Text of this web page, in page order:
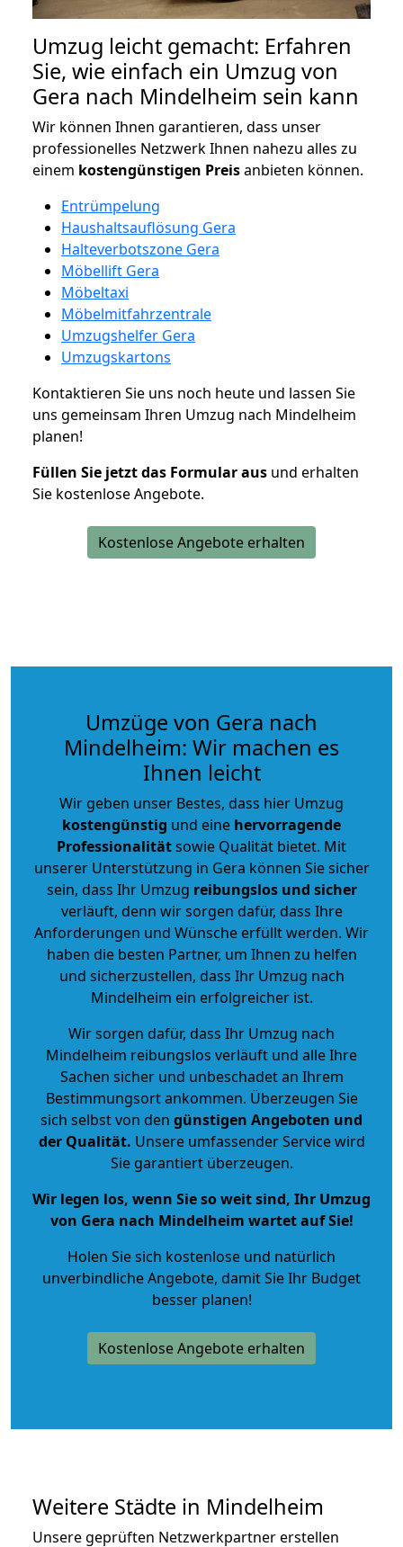
Umzug leicht gemacht: Erfahren
Sie, wie einfach ein Umzug von
Gera nach Mindelheim sein kann
Wir können Ihnen garantieren, dass unser
professionelles Netzwerk Ihnen nahezu alles zu
einem kostengünstigen Preisanbieten können.
Entrümpelung
Haushaltsauflösung Gera
Halteverbotszone Gera
Möbellift Gera
Möbeltaxi
Möbelmitfahrzentrale
Umzugshelfer Gera
Umzugskartons
Kontaktieren Sie uns noch heute und lassen Sie
uns gemeinsam Ihren Umzug nach Mindelheim
planen!
Füllen Sie jetzt das Formular aus und erhalten
Sie kostenlose Angebote.
Kostenlose Angebote erhalten
Umzüge von Gera nach
Mindelheim: Wir machen es
Ihnen leicht
Wir geben unser Bestes, dass hier Umzug
kostengünstig und eine hervorragende
Professionalitätsowie Qualität bietet. Mit
unserer Unterstützung in Gera können Sie sicher
sein, dass Ihr Umzug reibungslos und sicher
verläuft, denn wir sorgen dafür, dass Ihre
Anforderungen und Wünsche erfüllt werden. Wir
haben die besten Partner, um Ihnen zu helfen
und sicherzustellen, dass Ihr Umzug nach
Mindelheim ein erfolgreicher ist.
Wir sorgen dafür, dass Ihr Umzug nach
Mindelheim reibungslos verläuft und alle Ihre
Sachen sicher und unbeschadet an Ihrem
Bestimmungsort ankommen. Überzeugen Sie
sich selbst von den günstigen Angeboten und
der Qualität. Unsere umfassender Service wird
Sie garantiert überzeugen.
Wir legen los, wenn Sie so weit sind, Ihr Umzug
von Gera nach Mindelheim wartet auf Sie!
Holen Sie sich kostenlose und natürlich
unverbindliche Angebote, damit Sie Ihr Budget
besser planen!
Kostenlose Angebote erhalten
Weitere Städte in Mindelheim
Unsere geprüften Netzwerkpartner erstellen